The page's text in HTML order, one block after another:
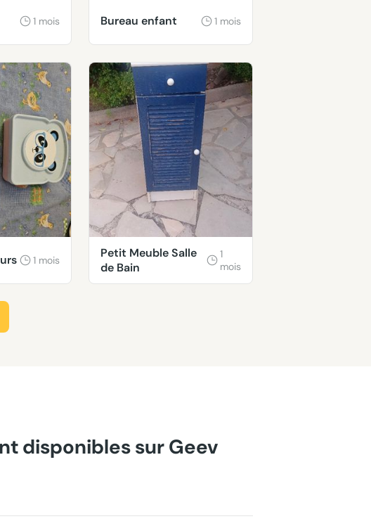
1 mois Bureau enfant 1 mois
1 mois
Petit Meuble Salle
de Bain
1
mois
disponibles sur Geev